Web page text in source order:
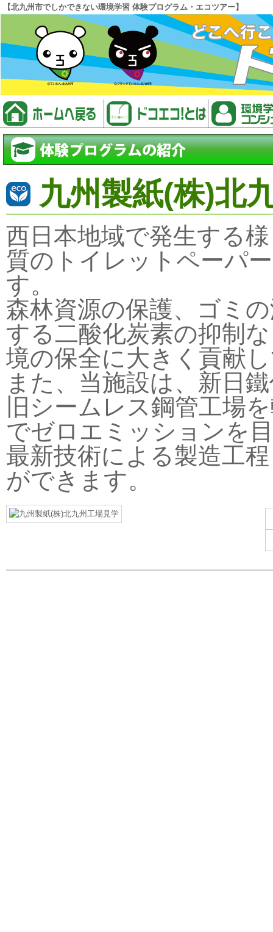
【北九州市でしかできない環境学習 体験プログラム・エコツアー】
九州製紙(株)北
西日本地域で発生する
質のトイレットペーパ
す。
森林資源の保護、ゴミ
する二酸化炭素の抑制
境の保全に大きく貢献
また、当施設は、新日
旧シームレス鋼管工場
でゼロエミッションを
最新技術による製造工
ができます。